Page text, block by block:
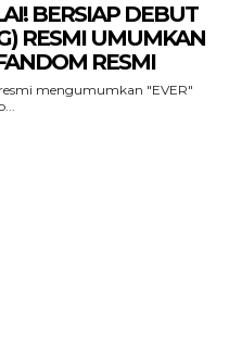
BERSIAP DEBUT
RESMI UMUMKAN
RESMI
mengumumkan "EVER"